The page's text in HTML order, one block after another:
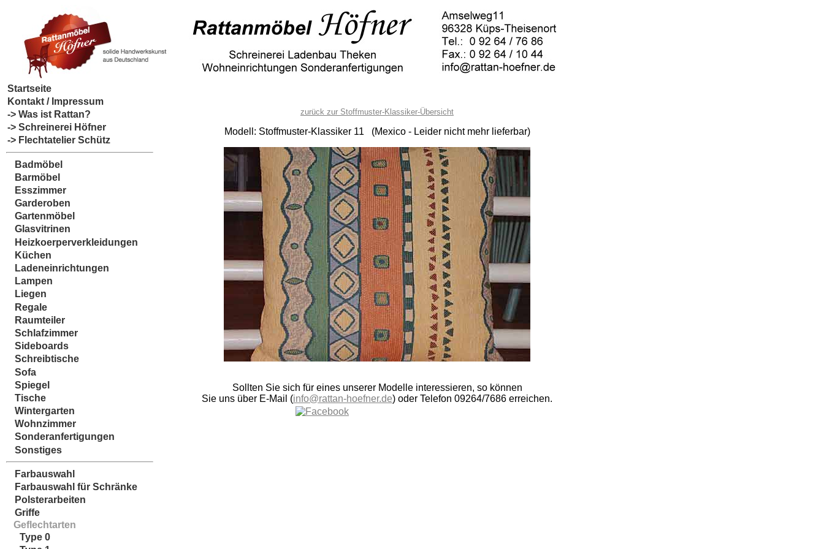
Startseite
Kontakt / Impressum
-> Was ist Rattan?
-> Schreinerei Höfner
-> Flechtatelier Schütz
Badmöbel
Barmöbel
Esszimmer
Garderoben
Gartenmöbel
Glasvitrinen
Heizkoerperverkleidungen
Küchen
Ladeneinrichtungen
Lampen
Liegen
Regale
Raumteiler
Schlafzimmer
Sideboards
Schreibtische
Sofa
Spiegel
Tische
Wintergarten
Wohnzimmer
Sonderanfertigungen
Sonstiges
Farbauswahl
Farbauswahl für Schränke
Polsterarbeiten
Griffe
Geflechtarten
Type 0
zurück zur Stoffmuster-Klassiker-Übersicht
Modell: Stoffmuster-Klassiker 11 (Mexico - Leider nicht mehr lieferbar)
Sollten Sie sich für eines unserer Modelle interessieren, so können
Sie uns über E-Mail (info@rattan-hoefner.de) oder Telefon 09264/7686 erreichen.